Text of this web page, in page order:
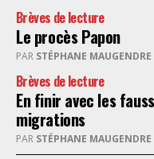
Brèves de lecture
Le procès Papon
PAR STÉPHANE MAUGENDRE
Brèves de lecture
En finir avec les
migrations
PAR STÉPHANE MAUGENDRE